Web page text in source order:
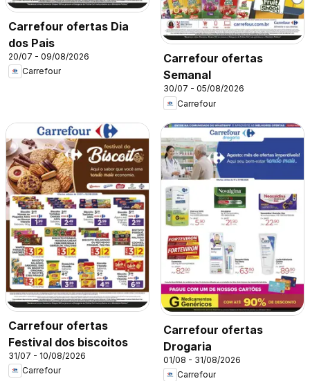
Carrefour ofertas Dia
dos Pais
20/07 - 09/08/2026
Carrefour
Carrefour ofertas
Semanal
30/07 - 05/08/2026
Carrefour
Carrefour ofertas
Festival dos biscoitos
31/07 - 10/08/2026
Carrefour
Carrefour ofertas
Drogaria
01/08 - 31/08/2026
Carrefour